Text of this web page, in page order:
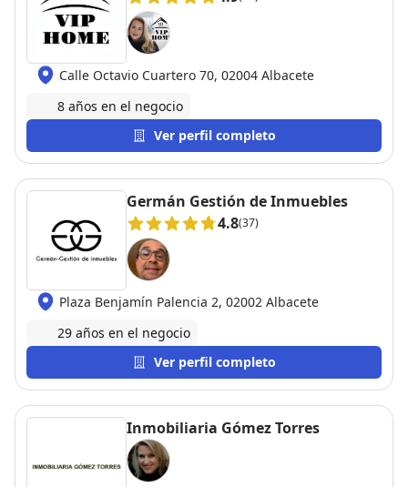
Calle Octavio Cuartero 70, 02004 Albacete
8 años en el negocio
Ver perfil completo
Germán Gestión de Inmuebles
4.8(37)
Plaza Benjamín Palencia 2, 02002 Albacete
29 años en el negocio
Ver perfil completo
Inmobiliaria Gómez Torres